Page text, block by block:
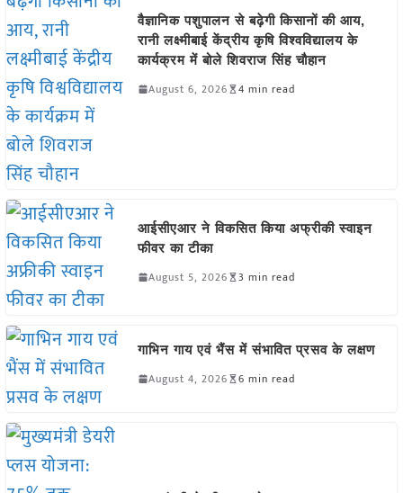
वैज्ञानिक पशुपालन से बढ़ेगी किसानों की आय,
रानी लक्ष्मीबाई केंद्रीय कृषि विश्वविद्यालय के
कार्यक्रम में बोले शिवराज सिंह चौहान
August 6, 2026 4 min read
आईसीएआर ने विकसित किया अफ्रीकी स्वाइन
फीवर का टीका
August 5, 2026 3 min read
गाभिन गाय एवं भैंस में संभावित प्रसव के लक्षण
August 4, 2026 6 min read